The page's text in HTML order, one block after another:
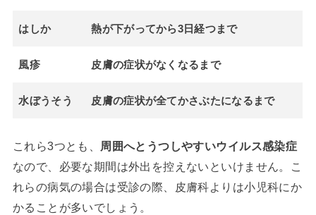
はしか 熱が下がってから3日経つまで
風疹 皮膚の症状がなくなるまで
水ぼうそう 皮膚の症状が全てかさぶたになるまで
これら3つとも、 周囲へとうつしやすいウイルス感染症
なので、必要な期間は外出を控えないといけません。こ
れらの病気の場合は受診の際、皮膚科よりは小児科にか
かることが多いでしょう。